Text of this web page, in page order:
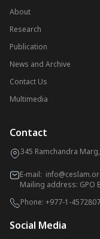
About
Research
Publication
News and Archive
Contact Us
Multimedia
Contact
345 Ramchandra
E-mail:
Mailing address: GPO
Phone: +977-1-4572807
Social Media